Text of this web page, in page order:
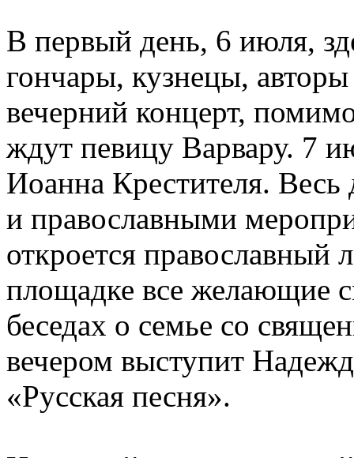
В первый день, 6 июля,
гончары, кузнецы,
вечерний концерт,
ждут певицу Варвару. 7
Иоанна Крестителя. Весь
и православными
откроется православный
площадке все желающие
беседах о семье со
вечером выступит
«Русская песня».